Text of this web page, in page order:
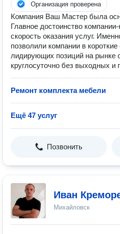
Организация проверена
Компания Ваш Мастер была
Главное достоинство
скорость оказания услуг.
позволили компании в
лидирующих позиций на рынке
круглосуточно без выходных и
Ремонт комплекта мебели
Ещё 47 услуг
Позвонить
Иван
Михайловск